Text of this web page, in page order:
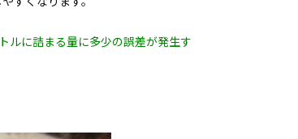
ルに詰まる量に多少の誤差が発生す